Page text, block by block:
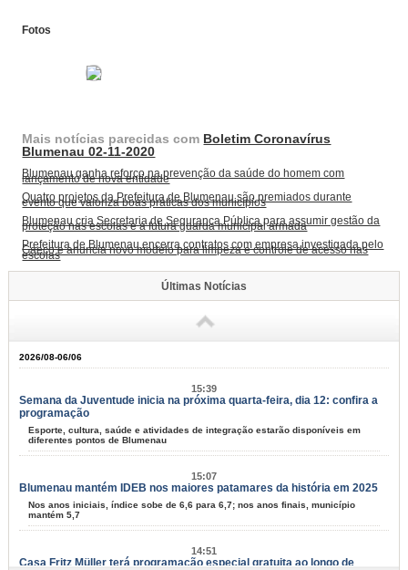
Fotos
Mais notícias parecidas com Boletim Coronavírus
Blumenau 02-11-2020
Blumenau ganha reforço na prevenção da saúde do homem com
lançamento de nova entidade
Quatro projetos da Prefeitura de Blumenau são premiados durante
evento que valoriza boas práticas dos municípios
Blumenau cria Secretaria de Segurança Pública para assumir gestão da
proteção nas escolas e a futura guarda municipal armada
Prefeitura de Blumenau encerra contratos com empresa investigada pelo
Gaeco e anuncia novo modelo para limpeza e controle de acesso nas
escolas
Últimas Notícias
2026/08-06/06
15:39
Semana da Juventude inicia na próxima quarta-feira, dia 12: confira a
programação
Esporte, cultura, saúde e atividades de integração estarão disponíveis em
diferentes pontos de Blumenau
15:07
Blumenau mantém IDEB nos maiores patamares da história em 2025
Nos anos iniciais, índice sobe de 6,6 para 6,7; nos anos finais, município
mantém 5,7
14:51
Casa Fritz Müller terá programação especial gratuita ao longo de